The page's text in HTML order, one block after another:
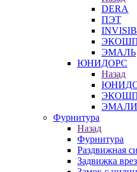
DERA
ПЭТ
ЭМАЛЬ
ЮНИДОРС
Назад
Фурнитура
Назад
Фурнитура
Раздвижная
Задвижка